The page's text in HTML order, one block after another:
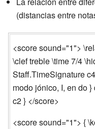
(distancias entre
<score sound="1">
\clef treble \time 7/4
Staff.TimeSignature
modo jónico, I, en do }
c2 } </score>
<score sound="1"> {